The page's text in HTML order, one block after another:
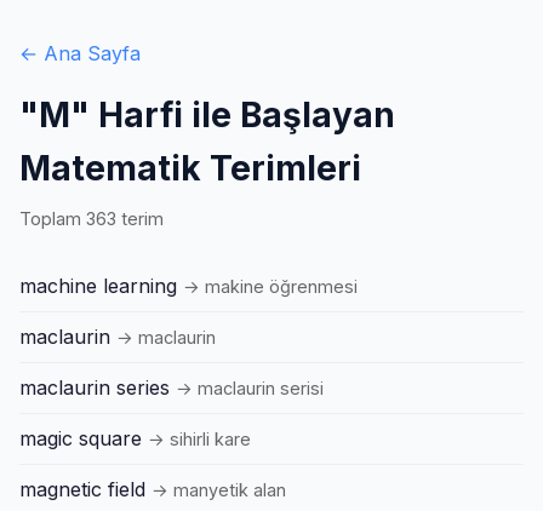
← Ana Sayfa
"M" Harfi ile Başlayan
Matematik Terimleri
Toplam 363 terim
machine learning → makine öğrenmesi
maclaurin → maclaurin
maclaurin series → maclaurin serisi
magic square → sihirli kare
magnetic field → manyetik alan